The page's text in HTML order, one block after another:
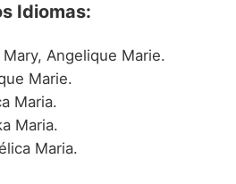
Idiomas:
Angelique Marie.
Marie.
Maria.
Maria.
Maria.